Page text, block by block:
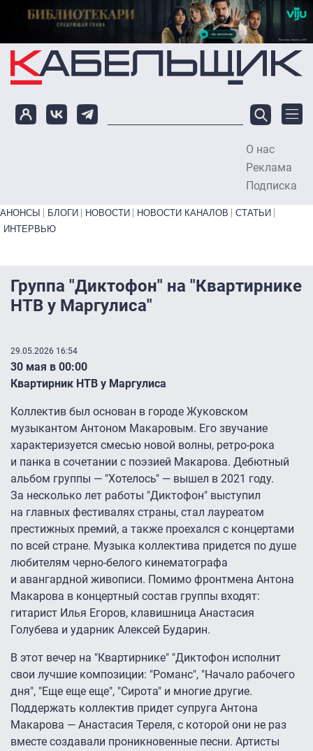
Перейти к основному содержанию
О нас
Реклама
Подписка
Primary links bottom
АНОНСЫ БЛОГИ НОВОСТИ НОВОСТИ КАНАЛОВ
СТАТЬИ
ИНТЕРВЬЮ
Группа "Диктофон" на "Квартирнике
НТВ у Маргулиса"
29.05.2026 16:54
30 мая в 00:00
Квартирник НТВ у Маргулиса
Коллектив был основан в городе Жуковском
музыкантом Антоном Макаровым. Его звучание
характеризуется смесью новой волны, ретро-рока
и панка в сочетании с поэзией Макарова. Дебютный
альбом группы — "Хотелось" — вышел в 2021 году.
За несколько лет работы "Диктофон" выступил
на главных фестивалях страны, стал лауреатом
престижных премий, а также проехался с концертами
по всей стране. Музыка коллектива придется по душе
любителям черно-белого кинематографа
и авангардной живописи. Помимо фронтмена Антона
Макарова в концертный состав группы входят:
гитарист Илья Егоров, клавишница Анастасия
Голубева и ударник Алексей Бударин.
В этот вечер на "Квартирнике" "Диктофон исполнит
свои лучшие композиции: "Романс", "Начало рабочего
дня", "Еще еще еще", "Сирота" и многие другие.
Поддержать коллектив придет супруга Антона
Макарова — Анастасия Тереля, с которой они не раз
вместе создавали проникновенные песни. Артисты